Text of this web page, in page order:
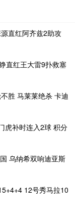
直红阿齐兹2助攻
直红王大雷9扑救塞
胜 马莱莱绝杀 卡迪
虎补时连入2球 积分
乌纳希双响迪亚斯
12号秀马拉10